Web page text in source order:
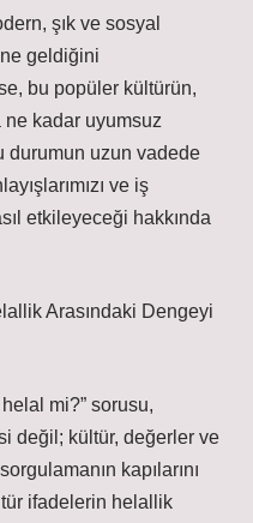
şık ve sosyal
geldiğini
bu popüler kültürün,
ne kadar uyumsuz
durumun uzun vadede
ve iş
etkileyeceği hakkında
Arasındaki Dengeyi
mi?” sorusu,
değil; kültür, değerler ve
kapılarını
tür ifadelerin helallik